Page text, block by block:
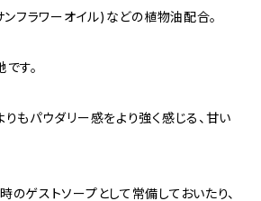
フラワーオイル)などの植物油配合。
す。
りもパウダリー感をより強く感じる、甘い
のゲストソープとして常備しておいたり、